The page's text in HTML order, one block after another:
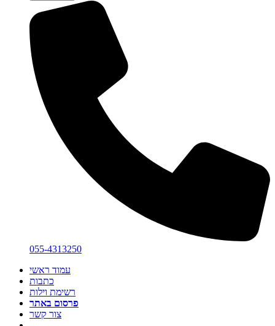
055-4313250
עמוד ראשי
כתבות
רשימת וילות
פרסום באתר
צור קשר